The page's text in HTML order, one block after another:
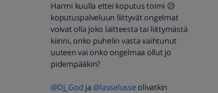
Harmi kuulla ettei koputus toimi 😥
koputuspalveluun liittyvät ongelmat
voivat olla joko laitteesta tai liittymästä
kiinni, onko puhelin vasta vaihtunut
uuteen vai onko ongelmaa ollut jo
pidempääkin?
@Dj_God ja @lasselusse olivatkin